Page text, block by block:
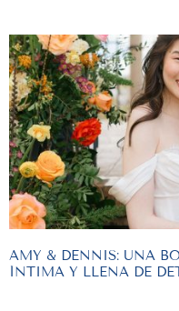
AMY & DENNIS: UNA
ÍNTIMA Y LLENA DE